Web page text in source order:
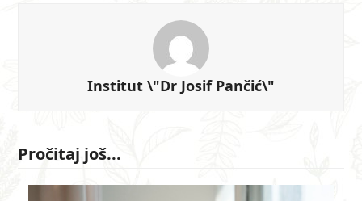
Institut \"Dr Josif Pančić\"
Pročitaj još...